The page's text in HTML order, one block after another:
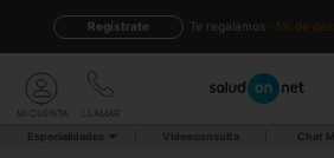
te regalamos -5% de
Regístrate
LLAMAR
MI CUENTA
Especialidades Videoconsulta Chat